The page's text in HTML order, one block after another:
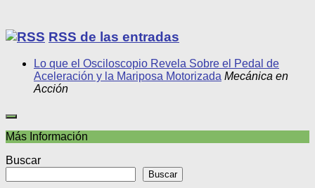
RSS de las entradas
Lo que el Osciloscopio Revela Sobre el Pedal de
Aceleración y la Mariposa Motorizada Mecánica en
Acción
Más Información
Buscar
Buscar